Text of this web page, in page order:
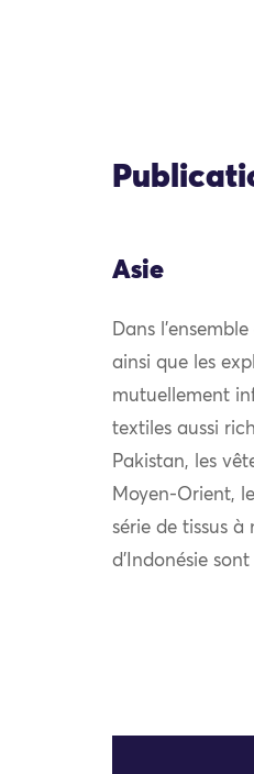
Asie
Dans
ainsi que les
mutuellement
textiles aussi
Pakistan, les
Moyen-Orient,
série de tissus
d’Indonésie